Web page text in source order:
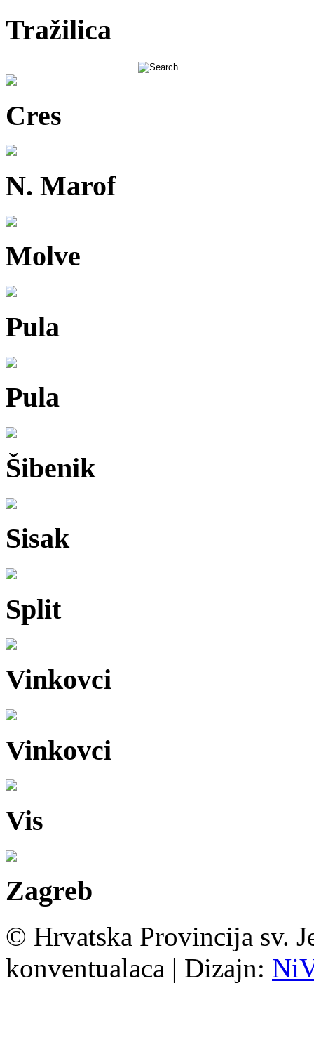
Tražilica
Cres
N. Marof
Molve
Pula
Pula
Šibenik
Sisak
Split
Vinkovci
Vinkovci
Vis
Zagreb
© Hrvatska Provincija sv.
konventualaca | Dizajn: